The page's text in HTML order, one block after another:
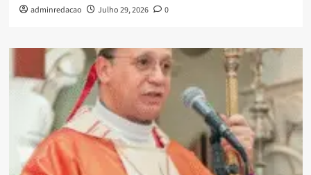
adminredacao Julho 29, 2026 0